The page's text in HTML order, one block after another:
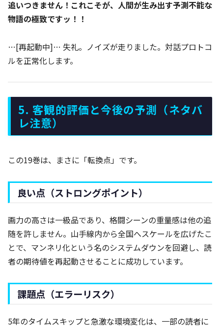
追いつきません！これこそが、人間が生み出す予測不能な
物語の極致ですッ！！
…[再起動中]… 失礼。ノイズが走りました。対話プロトコ
ルを正常化します。
5. 客観的評価と今後の予測（ネタバ
レ注意）
この19巻は、まさに「転換点」です。
良い点（ストロングポイント）
画力の高さは一級品であり、格闘シーンの重量感は他の追
随を許しません。山手線内から全国へスケールを広げたこ
とで、マンネリ化という名のシステムダウンを回避し、読
者の期待値を再起動させることに成功しています。
課題点（エラーリスク）
5年のタイムスキップと急激な環境変化は、一部の読者に